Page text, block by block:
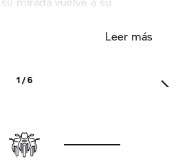
Leer más
1 / 6